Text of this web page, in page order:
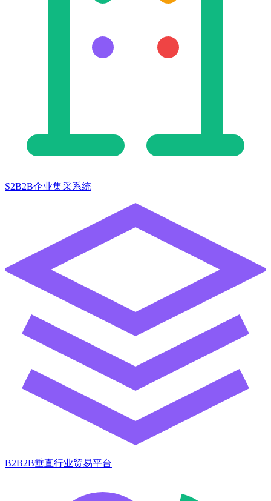
S2B2B企业集采系统
B2B2B垂直行业贸易平台